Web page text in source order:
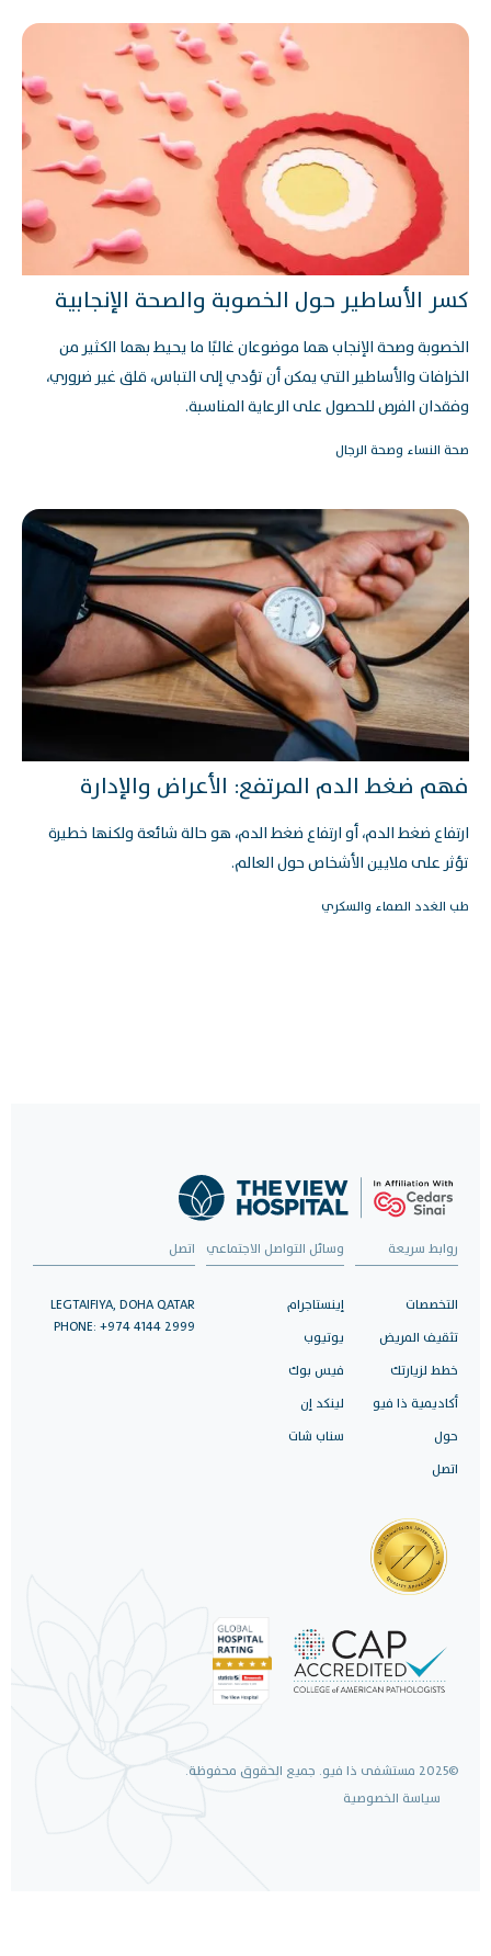
كسر الأساطير حول الخصوبة والصحة الإنجابية
الخصوبة وصحة الإنجاب هما موضوعان غالبًا ما يحيط بهما الكثير من
الخرافات والأساطير التي يمكن أن تؤدي إلى التباس، قلق غير ضروري،
وفقدان الفرص للحصول على الرعاية المناسبة.
صحة النساء وصحة الرجال
فهم ضغط الدم المرتفع: الأعراض والإدارة
ارتفاع ضغط الدم، أو ارتفاع ضغط الدم، هو حالة شائعة ولكنها خطيرة
تؤثر على ملايين الأشخاص حول العالم.
طب الغدد الصماء والسكري
روابط سريعة
التخصصات
تثقيف المريض
خطط لزيارتك
أكاديمية ذا فيو
حول
اتصل
وسائل التواصل الاجتماعي
إينستاجرام
يوتيوب
فيس بوك
لينكد إن
سناب شات
اتصل
LEGTAIFIYA, DOHA QATAR
PHONE: +974 4144 2999
©2025 مستشفى ذا فيو. جميع الحقوق محفوظة.
سياسة الخصوصية